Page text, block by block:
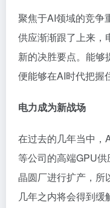
聚焦于AI领域的竞争
供应渐渐跟了上来，
新的决胜要点。能够
便能够在AI时代把握
电力成为新战场
在过去的几年当中，
等公司的高端GPU
晶圆厂进行扩产，所
几年之内将会得到缓